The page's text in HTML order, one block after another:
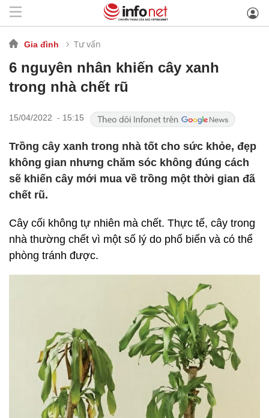
Gia đình Tư vấn
6 nguyên nhân khiến cây xanh
trong nhà chết rũ
15/04/2022 - 15:15
Trồng cây xanh trong nhà tốt cho sức khỏe, đẹp
không gian nhưng chăm sóc không đúng cách
sẽ khiến cây mới mua về trồng một thời gian đã
chết rũ.
Cây cối không tự nhiên mà chết. Thực tế, cây trong
nhà thường chết vì một số lý do phổ biến và có thể
phòng tránh được.